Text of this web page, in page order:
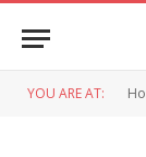
YOU ARE AT: